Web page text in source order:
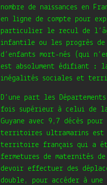
nombre de naissances en
en ligne de compte pour
particulier le recul de
infantile ou les progrès de
d’enfants mort-nés (qui
est absolument édifiant :
inégalités sociales et
D’une part les
fois supérieur à celui de
Guyane avec 9,7 décès
territoires ultramarins est
territoire français qui a été
fermetures de maternités
devoir effectuer des
double, pour accéder à